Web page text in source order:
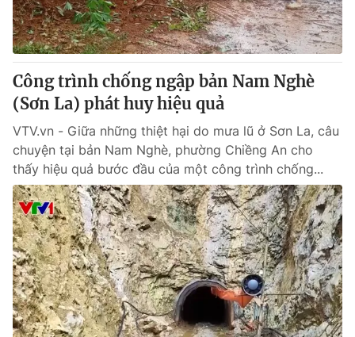
Công trình chống ngập bản Nam Nghè
(Sơn La) phát huy hiệu quả
VTV.vn - Giữa những thiệt hại do mưa lũ ở Sơn La, câu
chuyện tại bản Nam Nghè, phường Chiềng An cho
thấy hiệu quả bước đầu của một công trình chống...